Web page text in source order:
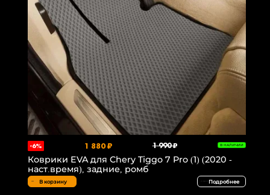
-6% 1 880 ₽ 1 990 ₽ В НАЛИЧИИ
Коврики EVA для Chery Tiggo 7 Pro (1) (2020 -
наст.время), задние, ромб
В корзину Подробнее